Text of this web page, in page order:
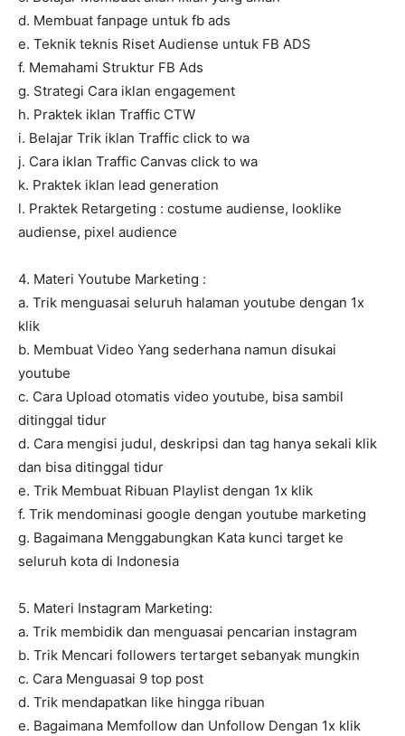
d. Membuat fanpage untuk fb ads
e. Teknik teknis Riset Audiense untuk FB ADS
f. Memahami Struktur FB Ads
g. Strategi Cara iklan engagement
h. Praktek iklan Traffic CTW
i. Belajar Trik iklan Traffic click to wa
j. Cara iklan Traffic Canvas click to wa
k. Praktek iklan lead generation
l. Praktek Retargeting : costume audiense, looklike
audiense, pixel audience
4. Materi Youtube Marketing :
a. Trik menguasai seluruh halaman youtube dengan 1x
klik
b. Membuat Video Yang sederhana namun disukai
youtube
c. Cara Upload otomatis video youtube, bisa sambil
ditinggal tidur
d. Cara mengisi judul, deskripsi dan tag hanya sekali klik
dan bisa ditinggal tidur
e. Trik Membuat Ribuan Playlist dengan 1x klik
f. Trik mendominasi google dengan youtube marketing
g. Bagaimana Menggabungkan Kata kunci target ke
seluruh kota di Indonesia
5. Materi Instagram Marketing:
a. Trik membidik dan menguasai pencarian instagram
b. Trik Mencari followers tertarget sebanyak mungkin
c. Cara Menguasai 9 top post
d. Trik mendapatkan like hingga ribuan
e. Bagaimana Memfollow dan Unfollow Dengan 1x klik